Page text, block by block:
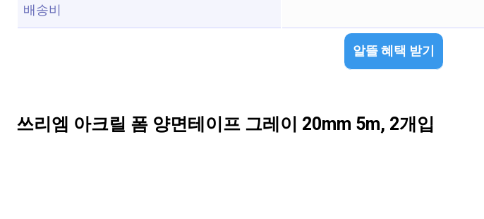
배송비
알뜰 혜택 받기
쓰리엠 아크릴 폼 양면테이프 그레이 20mm 5m, 2개입